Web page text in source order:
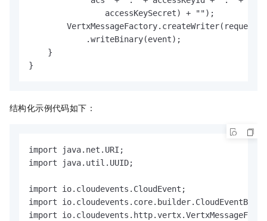
                accessKeySecret) + "");
        VertxMessageFactory.createWriter(request)
            .writeBinary(event);
    }
}
结构化示例代码如下：
import java.net.URI;
import java.util.UUID;
import io.cloudevents.CloudEvent;
import
import